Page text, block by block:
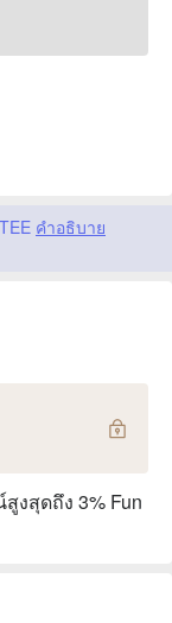
คำอธิบาย
งสุดถึง 3% Fun